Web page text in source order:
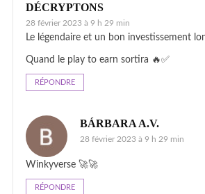
DÉCRYPTONS
28 février 2023 à 9 h 29 min
Le légendaire et un bon investissement
Quand le play to earn sortira 🔥✅
RÉPONDRE
BÁRBARA A.V.
28 février 2023 à 9 h 29 min
Winkyverse 🚀🚀
RÉPONDRE